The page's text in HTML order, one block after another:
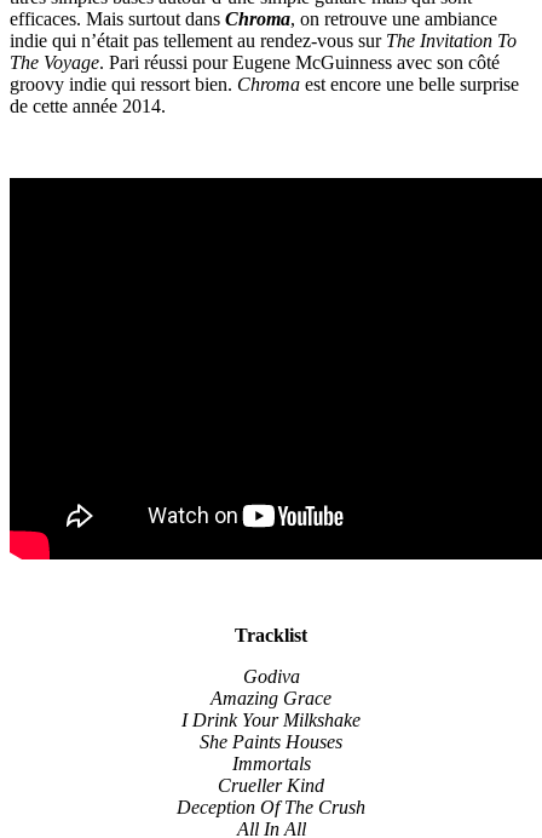
efficaces. Mais surtout dans Chroma, on retrouve une ambiance
indie qui n’était pas tellement au rendez-vous sur The Invitation To
The Voyage. Pari réussi pour Eugene McGuinness avec son côté
groovy indie qui ressort bien. Chroma est encore une belle surprise
de cette année 2014.
Tracklist
Godiva
Amazing Grace
I Drink Your Milkshake
She Paints Houses
Immortals
Crueller Kind
Deception Of The Crush
All In All